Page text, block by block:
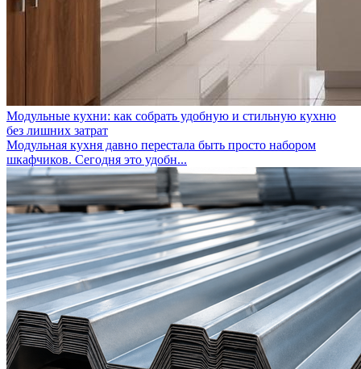
Модульные кухни: как собрать удобную и стильную кухню
без лишних затрат
Модульная кухня давно перестала быть просто набором
шкафчиков. Сегодня это удобн...